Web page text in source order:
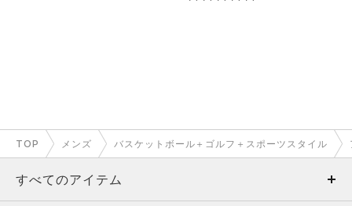
TOP メンズ バスケットボール＋ゴルフ＋スポーツスタイル
すべてのアイテム